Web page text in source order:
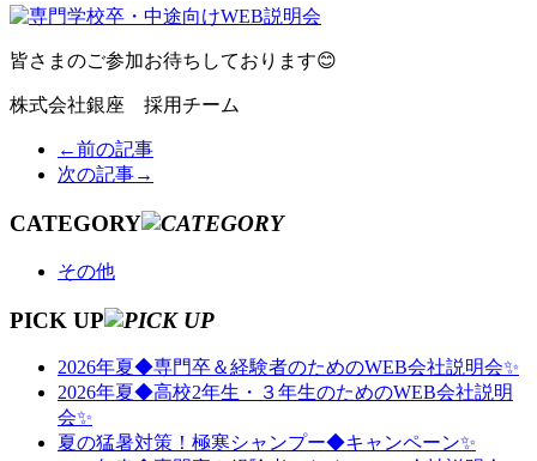
皆さまのご参加お待ちしております😊
株式会社銀座 採用チーム
←前の記事
次の記事→
CATEGORY
その他
PICK UP
2026年夏◆専門卒＆経験者のためのWEB会社説明会✨
2026年夏◆高校2年生・３年生のためのWEB会社説明
会✨
夏の猛暑対策！極寒シャンプー◆キャンペーン✨